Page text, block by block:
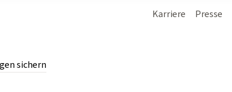
sichern
Karriere Presse